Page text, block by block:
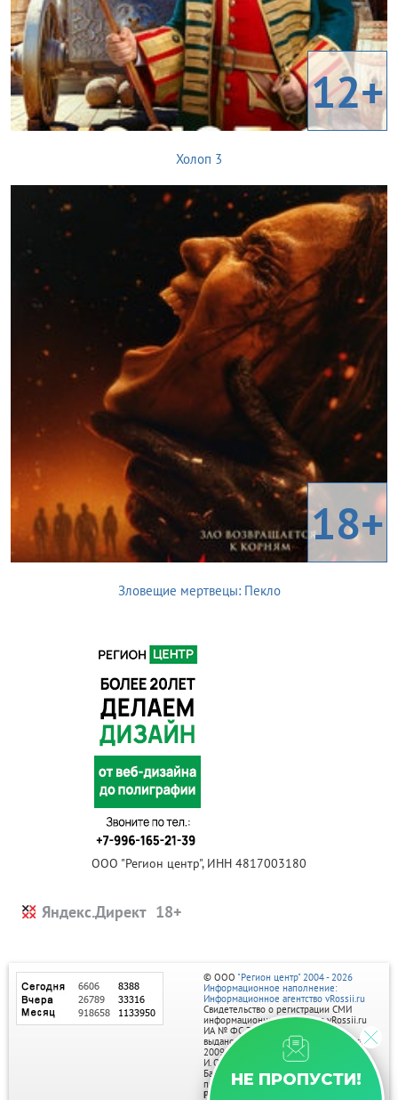
12+
Холоп 3
18+
Зловещие мертвецы: Пекло
ООО "Регион центр", ИНН 4817003180
Яндекс.Директ
НЕ ПРОПУСТИ!
© ООО "Регион центр" 2004 - 2026
Информационное наполнение:
Информационное агентство vRossii.ru
Свидетельство о регистрации СМИ
информационного агентства vRossii.ru
ИА № ФС 77‑35502
выдано РОСКОМНАДЗОРом 04 марта
2009г.
И. О. Главного редактора Нарыков А. Н.
Баннеры на портале размещаются на
правах рекламы.
Реклама на портале: